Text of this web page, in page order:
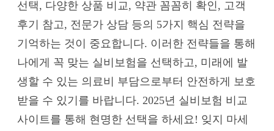
선택, 다양한 상품 비교, 약관 꼼꼼히 확인, 고객
후기 참고, 전문가 상담 등의 5가지 핵심 전략을
기억하는 것이 중요합니다. 이러한 전략들을 통해
나에게 꼭 맞는 실비보험을 선택하고, 미래에 발
생할 수 있는 의료비 부담으로부터 안전하게 보호
받을 수 있기를 바랍니다. 2025년 실비보험 비교
사이트를 통해 현명한 선택을 하세요! 잊지 마세